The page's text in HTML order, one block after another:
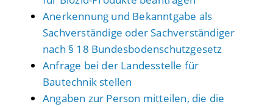
Anerkennung und Bekanntgabe als
Sachverständige oder Sachverständiger
nach § 18 Bundesbodenschutzgesetz
Anfrage bei der Landesstelle für
Bautechnik stellen
Angaben zur Person mitteilen, die die